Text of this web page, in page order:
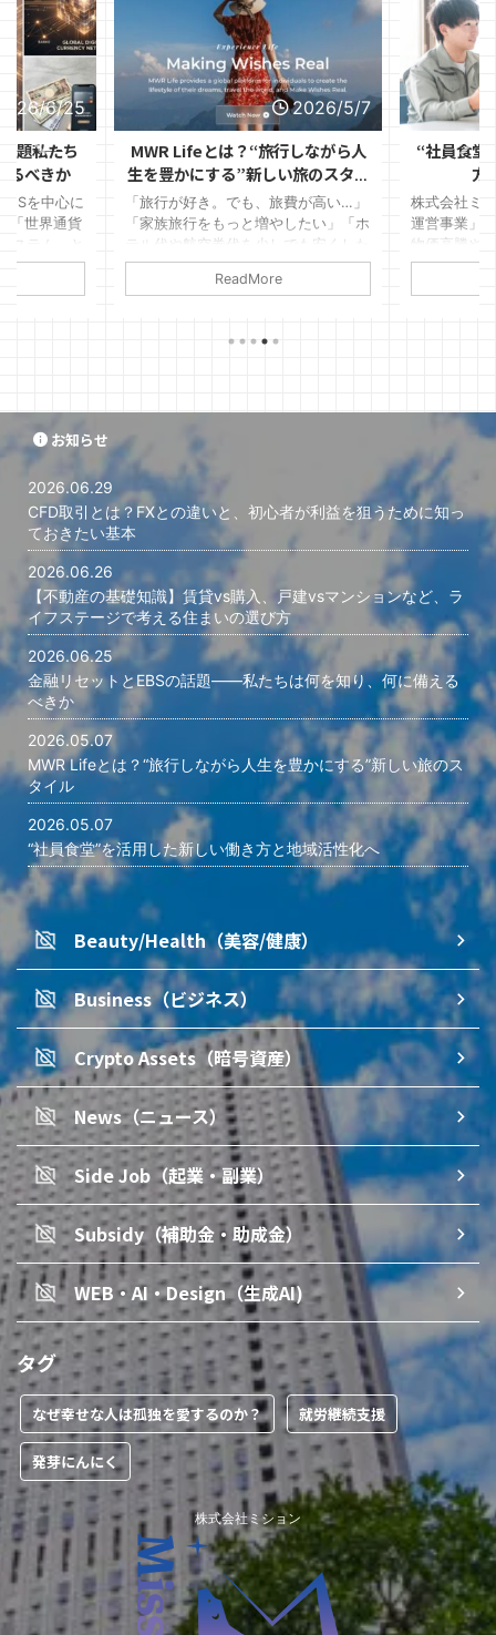
6/25
――私たち
るべきか
を中心に
「世界通貨
が増えてい
界では実際
一方で、事
報と噂が混
EBS」 ...
2026/5/7
MWR Lifeとは？“旅行しながら人
生を豊かにする”新しい旅のスタイ
ル
「旅行が好き。でも、旅費が高い…」
「家族旅行をもっと増やしたい」「ホ
テル代や航空券代を少しでも安くした
い」 そんな方に、今注目されている
のが MWR Life公式サイト です。 私
金が変わるの！？」と驚かれる場面を
旅行できるの？」「怪しくないの？」
わかりやすくご紹介します。 MWR
Lifeとは？ MWR Lifeは、世界中のホ
テル・リ ...
ReadMore
“社員食堂
方
株式会社ミ
運営事業」
物価高騰や
の影響によ
った という
こで株式会
として“社員
タートいた
の社員食堂
お知らせ
2026.06.29
CFD取引とは？FXとの違いと、初心者が利益を狙うために知っ
ておきたい基本
2026.06.26
【不動産の基礎知識】賃貸vs購入、戸建vsマンションなど、ラ
イフステージで考える住まいの選び方
2026.06.25
金融リセットとEBSの話題――私たちは何を知り、何に備える
べきか
2026.05.07
MWR Lifeとは？“旅行しながら人生を豊かにする”新しい旅のス
タイル
2026.05.07
“社員食堂”を活用した新しい働き方と地域活性化へ
Beauty/Health（美容/健康）
Business（ビジネス）
Crypto Assets（暗号資産）
News（ニュース）
Side Job（起業・副業）
Subsidy（補助金・助成金）
WEB・AI・Design（生成AI)
タグ
なぜ幸せな人は孤独を愛するのか？ 就労継続支援
発芽にんにく
株式会社ミション